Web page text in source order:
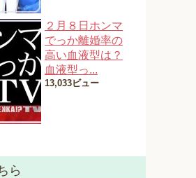
２月８日ホンマ
でっか離婚率の
高い血液型は？
血液型っ...
13,033ビュー
ら